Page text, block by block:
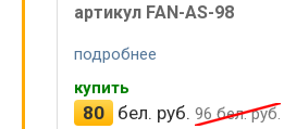
артикул FAN-AS-98
подробнее
купить
80 бел. руб. 96бел. руб.